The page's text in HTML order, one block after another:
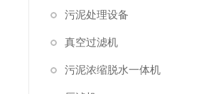
污泥处理设备
真空过滤机
污泥浓缩脱水一体机